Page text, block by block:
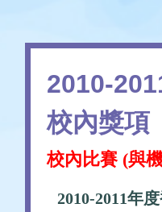
2010-
校內獎項
校內比賽 (與
2010-2011年